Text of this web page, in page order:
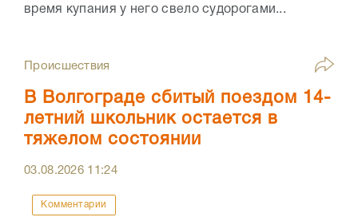
время купания у него свело судорогами...
Происшествия
В Волгограде сбитый поездом 14-
летний школьник остается в
тяжелом состоянии
03.08.2026 11:24
Комментарии